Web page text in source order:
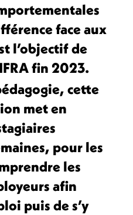
face aux
l’objectif de
fin 2023.
cette
met en
pour les
les
afin
puis de s’y